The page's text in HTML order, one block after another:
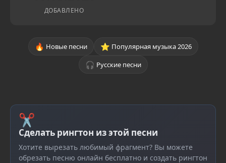
ДОБАВЛЕНО
🔥 Новые песни ⭐ Популярная музыка 2026
🎧 Русские песни
✂
Сделать рингтон из этой песни
Хотите вырезать любимый фрагмент? Вы можете
обрезать песню онлайн бесплатно и создать рингтон